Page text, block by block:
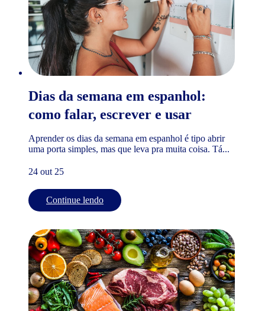
Dias da semana em espanhol:
como falar, escrever e usar
Aprender os dias da semana em espanhol é tipo abrir
uma porta simples, mas que leva pra muita coisa. Tá...
24 out 25
Continue lendo